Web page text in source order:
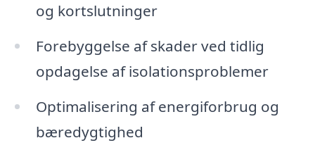
og kortslutninger
Forebyggelse af skader ved tidlig
opdagelse af isolationsproblemer
Optimalisering af energiforbrug og
bæredygtighed